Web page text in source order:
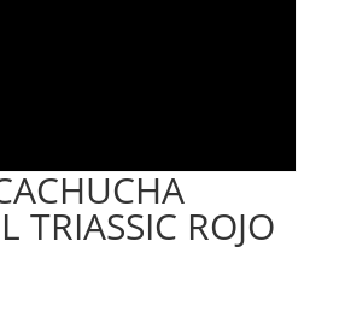
TRIASSIC ROJO